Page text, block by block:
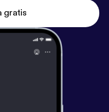
gratis